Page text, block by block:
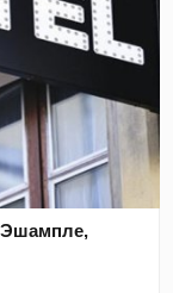
Эшампле,